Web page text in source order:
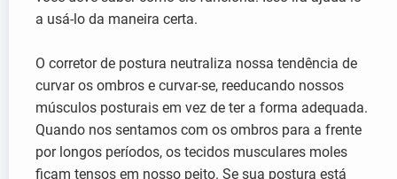
a usá-lo da maneira certa.
O corretor de postura neutraliza nossa tendência de
curvar os ombros e curvar-se, reeducando nossos
músculos posturais em vez de ter a forma adequada.
Quando nos sentamos com os ombros para a frente
por longos períodos, os tecidos musculares moles
ficam tensos em nosso peito. Se sua postura está